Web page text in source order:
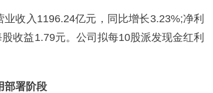
入1196.24亿元，同比增长3.23%;净利
收益1.79元。公司拟每10股派发现金红利
署阶段